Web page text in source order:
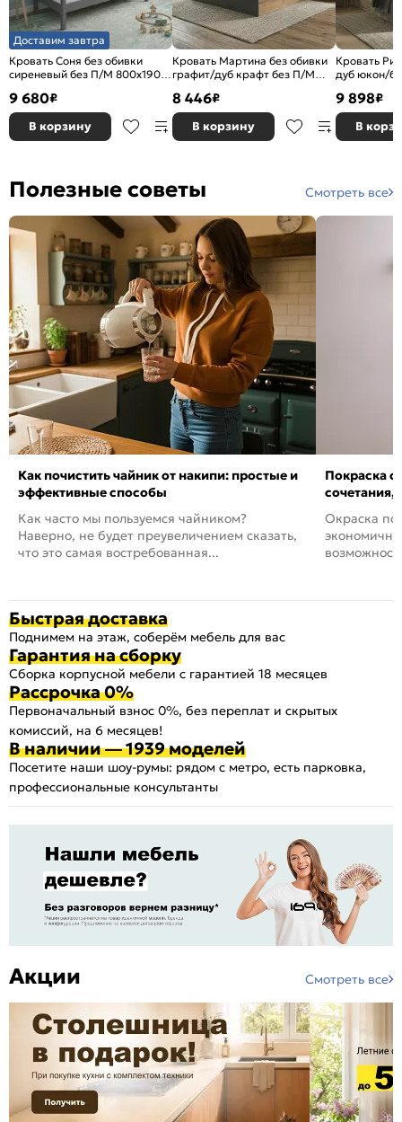
Доставим завтра
Кровать Соня без обивки
сиреневый без П/М 800x1900,
изголовье жесткое
9 680₽
В корзину
Кровать Мартина без обивки
графит/дуб крафт без П/М
8 446₽
В корзину
Кровать
дуб юкон/
жесткое
9 898₽
В
Полезные советы Смотреть все
Как почистить чайник от накипи: простые и
эффективные способы
Как часто мы пользуемся чайником?
Наверно, не будет преувеличением сказать,
что это самая востребованная...
Покраска
сочетания,
Окраска
Быстрая доставка
Поднимем на этаж, соберём мебель для вас
Гарантия на сборку
Сборка корпусной мебели с гарантией 18 месяцев
Рассрочка 0%
Первоначальный взнос 0%, без переплат и скрытых
комиссий, на 6 месяцев!
В наличии — 1939 моделей
Посетите наши шоу-румы: рядом с метро, есть парковка,
профессиональные консультанты
Акции Смотреть все